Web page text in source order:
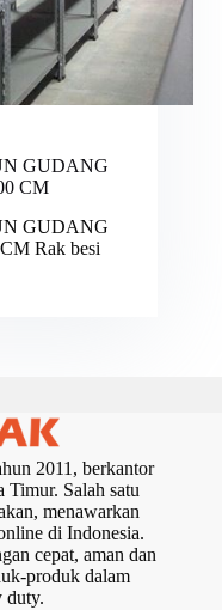
GUDANG
CM
GUDANG
Rak besi
2011, berkantor
Timur. Salah satu
menawarkan
di Indonesia.
cepat, aman dan
produk dalam
duty.